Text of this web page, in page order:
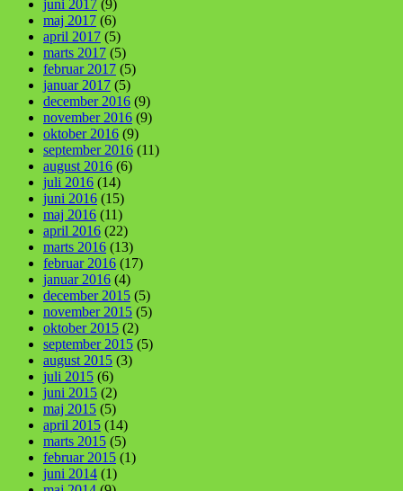
juni 2017 (9)
maj 2017 (6)
april 2017 (5)
marts 2017 (5)
februar 2017 (5)
januar 2017 (5)
december 2016 (9)
november 2016 (9)
oktober 2016 (9)
september 2016 (11)
august 2016 (6)
juli 2016 (14)
juni 2016 (15)
maj 2016 (11)
april 2016 (22)
marts 2016 (13)
februar 2016 (17)
januar 2016 (4)
december 2015 (5)
november 2015 (5)
oktober 2015 (2)
september 2015 (5)
august 2015 (3)
juli 2015 (6)
juni 2015 (2)
maj 2015 (5)
april 2015 (14)
marts 2015 (5)
februar 2015 (1)
juni 2014 (1)